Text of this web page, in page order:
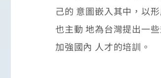
己的 意圖嵌入其中，以
也主動 地為台灣提出一
加強國內 人才的培訓。